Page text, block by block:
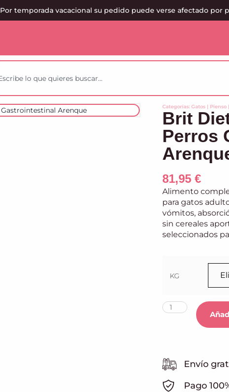
Por temporada vacacional su pedido puede verse afectado por
Categorías: Gatos | Pienso |
Brit
Perros
81,95 €
Alimento
para gatos
vómitos,
sin cereales
seleccionados
KG
Envío
Pago